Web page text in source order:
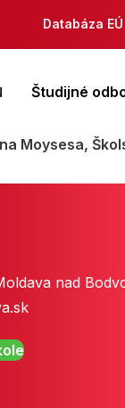
Databáza EÚ
Študijné
Moysesa,
nad